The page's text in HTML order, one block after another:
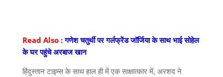
Read Also : गणेश चतुर्थी पर गर्लफ्रेंड जॉर्जिया के साथ भाई सोहेल
के घर पहुंचे अरबाज खान
हिंदुस्तान टाइम्स के साथ हाल ही में एक साक्षात्कार में, अरशद ने